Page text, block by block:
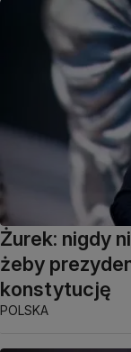
Żurek: nigdy
żeby
konstytucję
POLSKA